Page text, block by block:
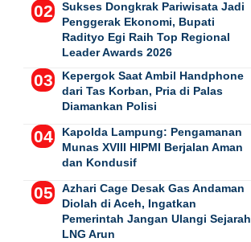
Sukses Dongkrak Pariwisata Jadi
Penggerak Ekonomi, Bupati
Radityo Egi Raih Top Regional
Leader Awards 2026
Kepergok Saat Ambil Handphone
dari Tas Korban, Pria di Palas
Diamankan Polisi
Kapolda Lampung: Pengamanan
Munas XVIII HIPMI Berjalan Aman
dan Kondusif
Azhari Cage Desak Gas Andaman
Diolah di Aceh, Ingatkan
Pemerintah Jangan Ulangi Sejarah
LNG Arun